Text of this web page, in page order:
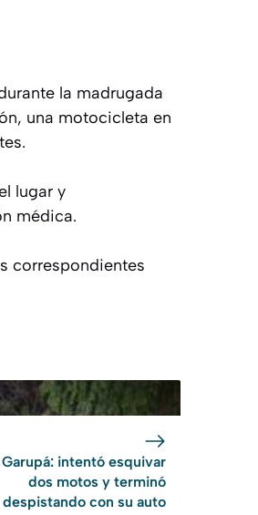
la madrugada
una motocicleta en
lugar y
médica.
correspondientes
Garupá: intentó esquivar
dos motos y terminó
despistando con su auto